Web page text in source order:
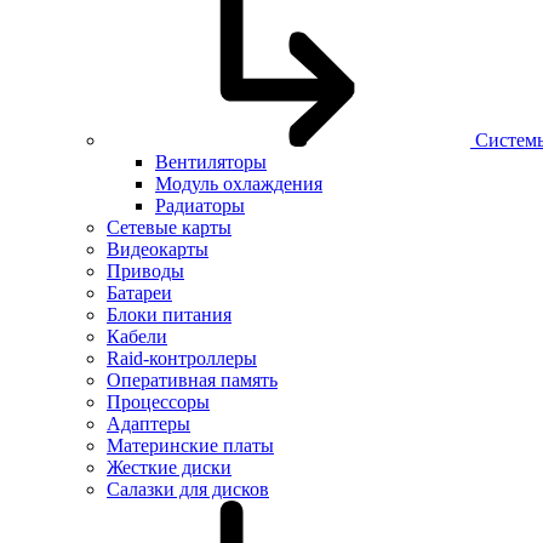
Вентиляторы
Модуль охлаждения
Радиаторы
Сетевые карты
Видеокарты
Приводы
Батареи
Блоки питания
Кабели
Raid-контроллеры
Оперативная память
Процессоры
Адаптеры
Материнские платы
Жесткие диски
Салазки для дисков